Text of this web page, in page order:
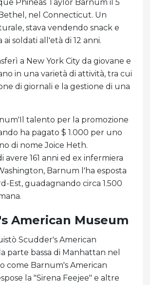
Phineas Taylor Barnum il 5
nel Connecticut. Un
stava vendendo snack e
ai soldati all'età di 12 anni.
a New York City da giovane e
in una varietà di attività, tra cui
di giornali e la gestione di una
talento per la promozione
ha pagato $ 1.000 per uno
di nome Joice Heth.
avere 161 anni ed ex infermiera
Barnum l'ha esposta
Est, guadagnando circa 1.500
American Museum
Scudder's American
parte bassa di Manhattan nel
come Barnum's American
la "Sirena Feejee" e altre